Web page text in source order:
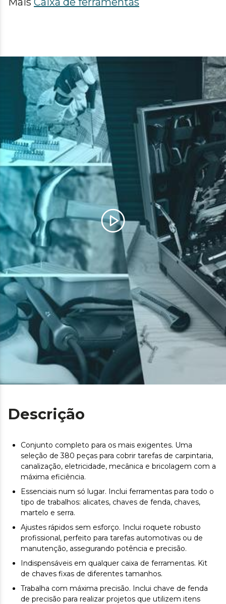
Descrição
Conjunto completo para os mais exigentes. Uma
seleção de 380 peças para cobrir tarefas de carpintaria,
canalização, eletricidade, mecânica e bricolagem com a
máxima eficiência.
Essenciais num só lugar. Inclui ferramentas para todo o
tipo de trabalhos: alicates, chaves de fenda, chaves,
martelo e serra.
Ajustes rápidos sem esforço. Inclui roquete robusto
profissional, perfeito para tarefas automotivas ou de
manutenção, assegurando potência e precisão.
Indispensáveis em qualquer caixa de ferramentas. Kit
de chaves fixas de diferentes tamanhos.
Trabalha com máxima precisão. Inclui chave de fenda
de precisão para realizar projetos que utilizem itens